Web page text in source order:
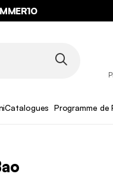
Catalogues Programme de